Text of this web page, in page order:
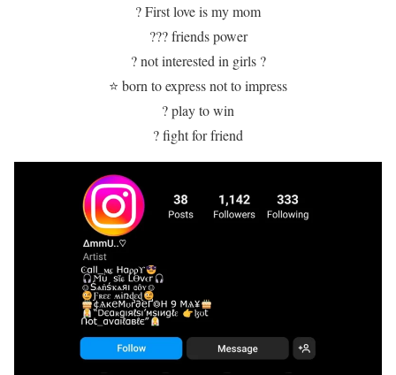
? First love is my mom
?‍?‍? friends power
? not interested in girls ?
⭐ born to express not to impress
? play to win
? fight for friend